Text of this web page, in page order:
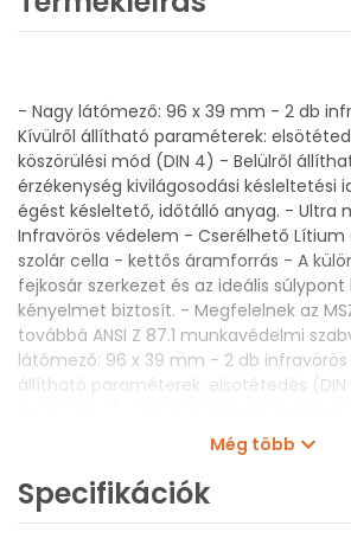
- Nagy látómező: 96 x 39 mm - 2 db
Kívülről állítható paraméterek:
köszörülési mód (DIN 4) - Belülről
érzékenység kivilágosodási késleltetési
égést késleltető, időtálló anyag. - Ultra
Infravörös védelem - Cserélhető
szolár cella - kettős áramforrás - A
fejkosár szerkezet és az ideális
kényelmet biztosít. - Megfelelnek az
továbbá ANSI Z 87.1 munkavédelmi
látómező: 96 x 39 mm - 2 db infravörös
állítható paraméterek: elsötétedés (DIN
kivilágosodási késleltetési idő - Tartós,
késleltető, időtálló anyag. - Ultra magas
védelem - Cserélhető Lítium gombelem
kettős áramforrás - A különleges
Még több
Specifikációk